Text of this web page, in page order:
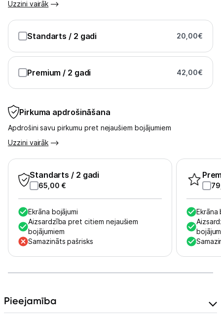
Mazās plītis
Ledus un saldējuma mašīnas
Mazās virtuves tehnikas aksesuāri
Klimata iekārtas
Skaistumkopšana
Sports un atpūta
Vēlmju saraksts
Blogs
Piegāde un apmaksa
Pirkuma apdrošināšana
Apdrošini savu pirkumu pret nejaušiem bojājumiem
Uzzini vairāk
Standarts / 2 gadi
65,00 €
Ekrāna bojājumi
Aizsardzība pret citiem nejaušiem
bojājumiem
Samazināts pašrisks
Ekrāna
Uzzini vairāk
Standarts / 2 gadi 20,00€
Premium / 2 gadi 42,00€
Pieejamība